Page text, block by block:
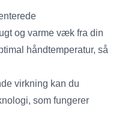
og varme væk fra din
håndtemperatur, så
virkning kan du
som fungerer